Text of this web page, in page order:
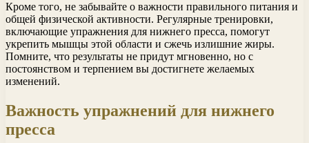
Кроме того, не забывайте о важности правильного питания и
общей физической активности. Регулярные тренировки,
включающие упражнения для нижнего пресса, помогут
укрепить мышцы этой области и сжечь излишние жиры.
Помните, что результаты не придут мгновенно, но с
постоянством и терпением вы достигнете желаемых
изменений.
Важность упражнений для нижнего
пресса